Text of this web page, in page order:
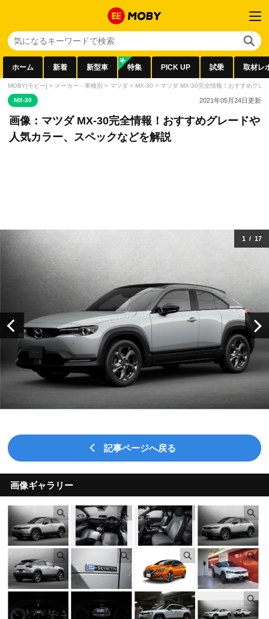
ホーム 新着 新型車 特集 PICK UP 試乗 取材レ
MOBY[モビー] > メーカー・車種別 > マツダ > MX-30 > マツダ MX-30完全情報！おすすめグレ
MX-30 2021年05月24日更新
画像：マツダ MX-30完全情報！おすすめグレードや
人気カラー、スペックなどを解説
1 / 17
記事ページへ戻る
画像ギャラリー